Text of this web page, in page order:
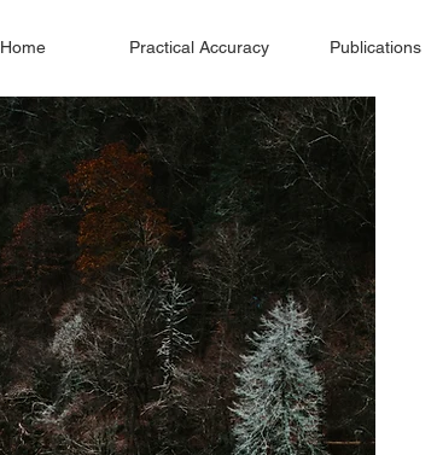
Home Practical Accuracy Publications